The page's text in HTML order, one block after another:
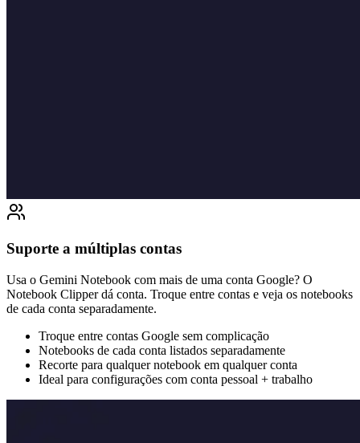
Suporte a múltiplas contas
Usa o Gemini Notebook com mais de uma conta Google? O
Notebook Clipper dá conta. Troque entre contas e veja os notebooks
de cada conta separadamente.
Troque entre contas Google sem complicação
Notebooks de cada conta listados separadamente
Recorte para qualquer notebook em qualquer conta
Ideal para configurações com conta pessoal + trabalho